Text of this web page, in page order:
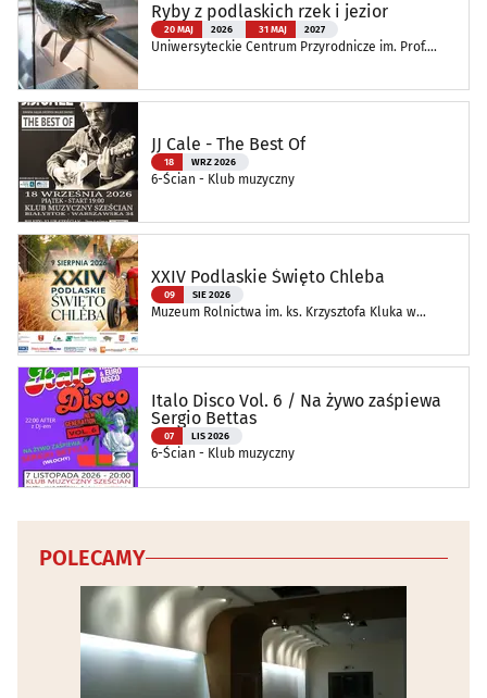
Ryby z podlaskich rzek i jezior
20 MAJ 2026 31 MAJ 2027
Uniwersyteckie Centrum Przyrodnicze im. Prof.
JJ Cale - The Best Of
18 WRZ 2026
6-Ścian - Klub muzyczny
XXIV Podlaskie Święto Chleba
09 SIE 2026
Muzeum Rolnictwa im. ks. Krzysztofa Kluka w
Italo Disco Vol. 6 / Na żywo zaśpiewa
Sergio Bettas
07 LIS 2026
6-Ścian - Klub muzyczny
POLECAMY